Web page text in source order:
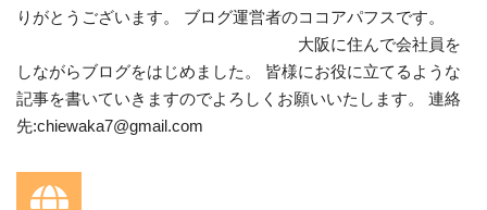
りがとうございます。 ブログ運営者のココアパフスです。
大阪に住んで会社員を
しながらブログをはじめました。 皆様にお役に立てるような
記事を書いていきますのでよろしくお願いいたします。 連絡
先:chiewaka7@gmail.com